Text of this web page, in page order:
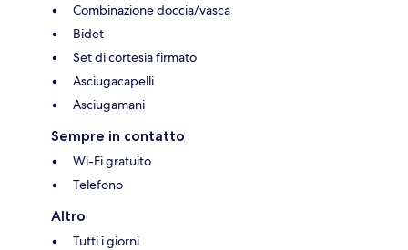
Combinazione doccia/vasca
Bidet
Set di cortesia firmato
Asciugacapelli
Asciugamani
Sempre in contatto
Wi-Fi gratuito
Telefono
Altro
Tutti i giorni